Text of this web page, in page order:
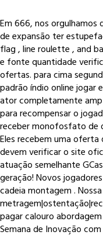
Em 666, nos
de expansão ter
flag , line roulette , and
e fonte quantidade
ofertas. para cima
padrão índio online jogar
ator completamente amp
para recompensar o
receber monofosfato de
Eles recebem uma
devem verificar o site
atuação semelhante
geração! Novos
cadeia montagem .
pagar calouro
Semana de Inovação